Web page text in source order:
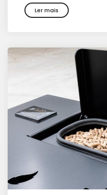
Ler mais